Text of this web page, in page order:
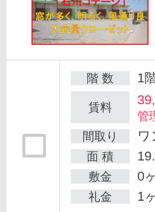
階 数 1
賃料
管
間取り
ワ
面 積
敷金 0
礼金 1